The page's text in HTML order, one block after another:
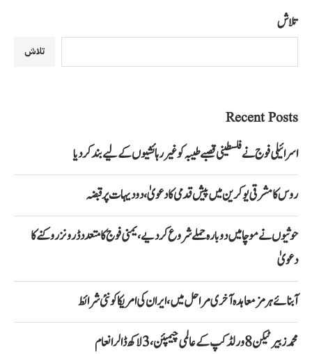
تلاش
تلاش
Recent Posts
اسرائیلی فوج نے فلسطینی قصبے طیبہ کو غیر رہائشیوں کے لیے بند کر دیا
روس کا مشرقی یوکرین میں پیش قدمی کا دعویٰ، دو دیہات پر قبضہ
حوثیوں نے موچا میں دوبارہ حملے شروع کر دیے، یمنی فوج کا متعدد ڈرونز روکنے کا
دعویٰ
آبنائے ہرمز معاہدہ آخری مراحل میں، ایران کی امریکا کو نئی شرائط
محمد زبیر ٹیکن 8 ورلڈ کپ کے عالمی چیمپئن، 3 لاکھ ڈالر انعام